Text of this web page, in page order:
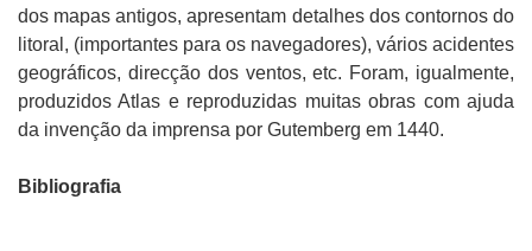
dos mapas antigos, apresentam detalhes dos contornos do
litoral, (importantes para os navegadores), vários acidentes
geográficos, direcção dos ventos, etc. Foram, igualmente,
produzidos Atlas e reproduzidas muitas obras com ajuda
da invenção da imprensa por Gutemberg em 1440.
Bibliografia